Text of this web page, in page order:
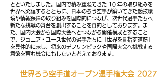
とといたしました。国内で積み重ねてきた 10 年の取り組みを
世界へ発信するとともに、⽇本のろう空⼿が築いてきた競技環
境や情報保障の取り組みを国際的につなげ、次世代選⼿たちへ
新たな挑戦の舞台を創出することを⽬的としております。ま
た、国内⼤会から国際⼤会へとつながる開催構成とすること
で、ジュニア・ユース世代の選⼿たちに「世界を⽬指す道筋」
を具体的に⽰し、将来のデフリンピックや国際⼤会へ挑戦する
意欲を育む機会にもしたいと考えております。
世界ろう空⼿道オープン選⼿権⼤会 2027